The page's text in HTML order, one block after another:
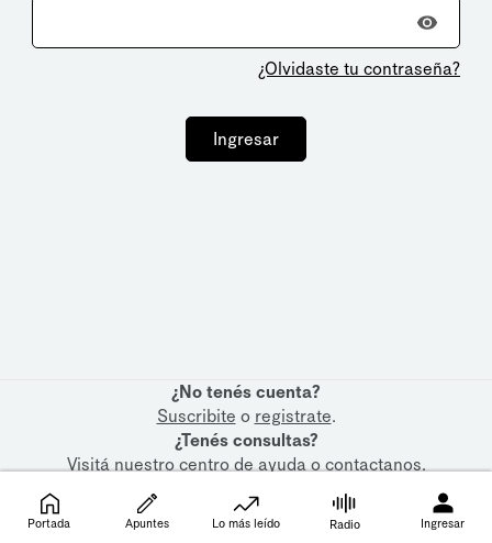
¿Olvidaste tu contraseña?
Ingresar
¿No tenés cuenta?
Suscribite o registrate.
¿Tenés consultas?
Visitá nuestrocentro de ayudaocontactanos.
Portada Apuntes Lo más leído Radio Ingresar